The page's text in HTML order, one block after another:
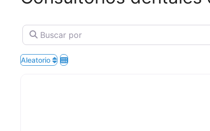
Buscar por
Aleatorio